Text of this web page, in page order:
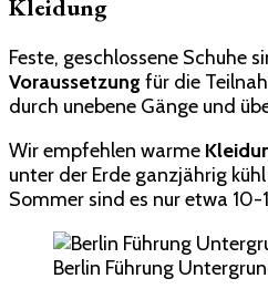
Kleidung
Feste, geschlossene Schuhe
Voraussetzung für die
durch unebene Gänge und
Wir empfehlen warme
unter der Erde ganzjährig
Sommer sind es nur etwa 10-
Berlin Führung